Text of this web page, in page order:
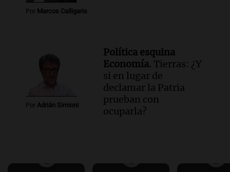
Por Marcos Calligaris
Por Adrián Simioni
Política esquina
Economía. Tierras: ¿Y
si en lugar de
declamar la Patria
prueban con
ocuparla?